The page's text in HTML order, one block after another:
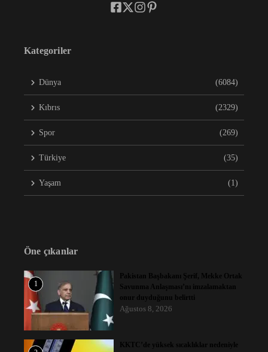
Kategoriler
Dünya (6084)
Kıbrıs (2329)
Spor (269)
Türkiye (35)
Yaşam (1)
Öne çıkanlar
1
Pakistan Başbakanı Şerif, Mekke Ortak
Savunma Anlaşması’nı imzalamaktan
onur duyduğunu belirtti
Ağustos 8, 2026
KKTC’de yüksek sıcaklıklar nedeniyle